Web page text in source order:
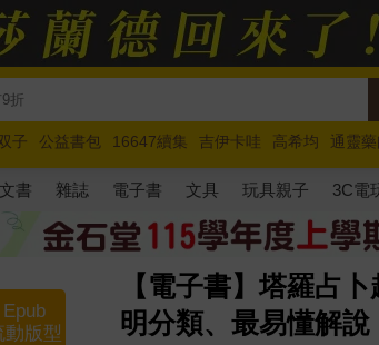
子 公益書包 16647續集 吉伊卡哇 高希均
通靈
作 馬斯克 玩具總動員5 超慢跑
書 雜誌 電子書 文具 玩具親子 3C電
【電子書】塔羅占
明分類、最易懂解說
Epub
動版型